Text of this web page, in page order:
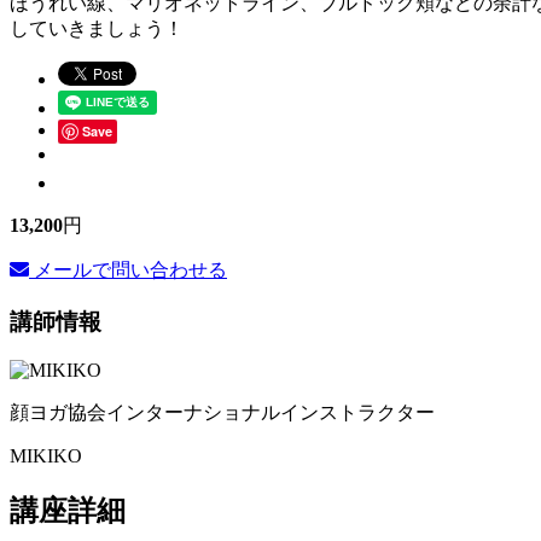
していきましょう！
Save
13,200円
メールで問い合わせる
講師情報
顔ヨガ協会インターナショナルインストラクター
MIKIKO
講座詳細